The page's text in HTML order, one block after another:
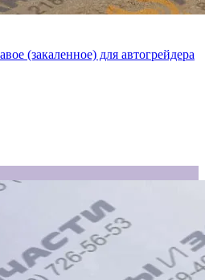
(закаленное) для автогрейдера